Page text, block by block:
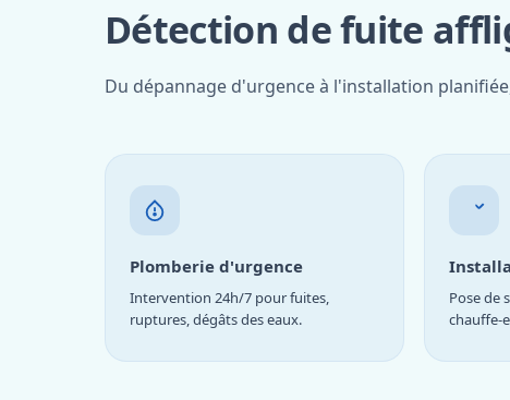
Détection de fuite
Du dépannage d'urgence à l'installation
Plomberie d'urgence
Intervention 24h/7 pour fuites,
ruptures, dégâts des eaux.
Pose de
chauffe-